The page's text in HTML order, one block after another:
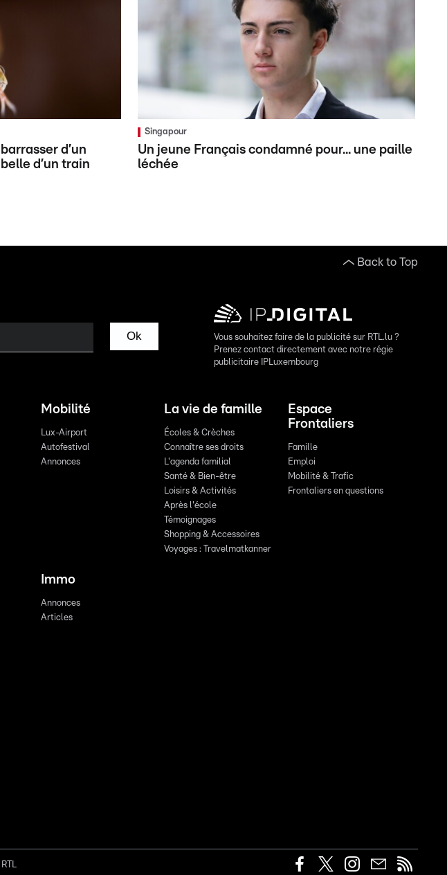
d’un
d’un train
Singapour
Un jeune Français condamné pour... une paille
léchée
Back to Top
Ok
Vous souhaitez faire de la publicité sur RTL.lu ?
Prenez contact directement avec notre régie
publicitaire IPLuxembourg
Mobilité
Lux-Airport
Autofestival
Annonces
La vie de famille
Écoles & Crèches
Connaître ses droits
L'agenda familial
Santé & Bien-être
Loisirs & Activités
Après l'école
Témoignages
Shopping & Accessoires
Voyages : Travelmatkanner
Espace
Frontaliers
Famille
Emploi
Mobilité & Trafic
Frontaliers en questions
Immo
Annonces
Articles